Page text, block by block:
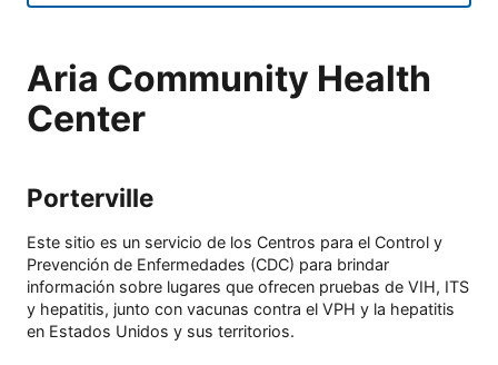
Aria Community Health
Center
Porterville
Este sitio es un servicio de los Centros para el Control y
Prevención de Enfermedades (CDC) para brindar
información sobre lugares que ofrecen pruebas de VIH, ITS
y hepatitis, junto con vacunas contra el VPH y la hepatitis
en Estados Unidos y sus territorios.